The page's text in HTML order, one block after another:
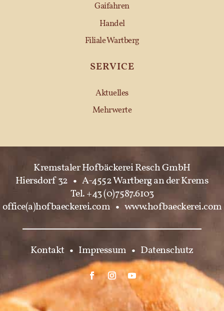
Gaifahren
Handel
Filiale Wartberg
SERVICE
Aktuelles
Mehrwerte
Kremstaler Hofbäckerei Resch GmbH
Hiersdorf 32 • A-4552 Wartberg an der Krems
Tel. +43 (0)7587.6103
office(a)hofbaeckerei.com • www.hofbaeckerei.com
Kontakt • Impressum • Datenschutz